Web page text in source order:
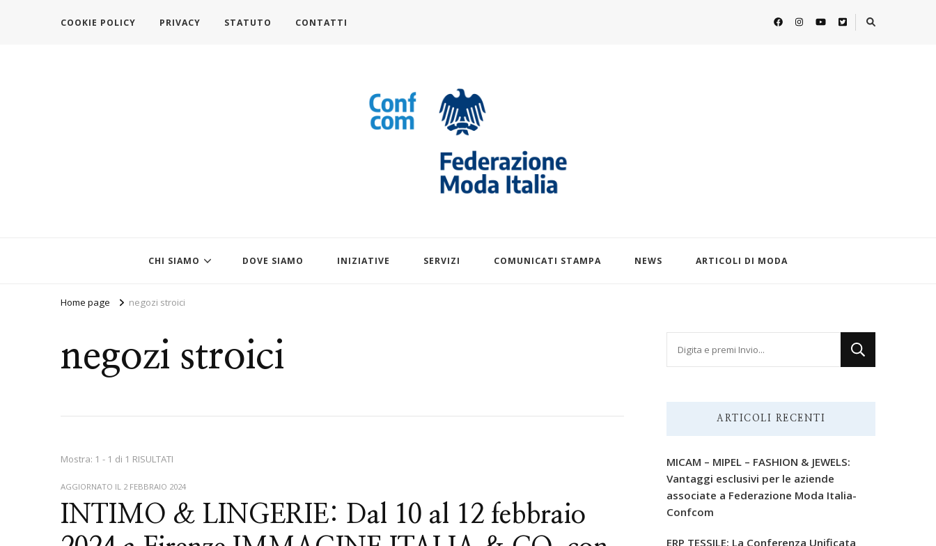
COOKIE POLICY PRIVACY STATUTO CONTATTI
CHI SIAMO DOVE SIAMO INIZIATIVE SERVIZI COMUNICATI STAMPA NEWS ARTICOLI DI MODA
Home page negozi stroici
negozi stroici
Mostra: 1 - 1 di 1 RISULTATI
AGGIORNATO IL 2 FEBBRAIO 2024
INTIMO & LINGERIE: Dal 10 al 12 febbraio
ARTICOLI RECENTI
MICAM – MIPEL – FASHION & JEWELS:
Vantaggi esclusivi per le aziende
associate a Federazione Moda Italia-
Confcom
ERP TESSILE: La Conferenza Unificata